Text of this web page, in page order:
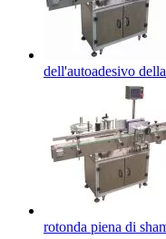
dell'autoadesivo
rotonda piena di